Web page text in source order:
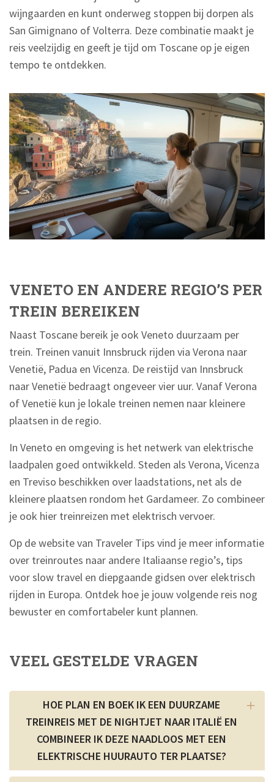
wijngaarden en kunt onderweg stoppen bij dorpen als
San Gimignano of Volterra. Deze combinatie maakt je
reis veelzijdig en geeft je tijd om Toscane op je eigen
tempo te ontdekken.
VENETO EN ANDERE REGIO’S PER
TREIN BEREIKEN
Naast Toscane bereik je ook Veneto duurzaam per
trein. Treinen vanuit Innsbruck rijden via Verona naar
Venetië, Padua en Vicenza. De reistijd van Innsbruck
naar Venetië bedraagt ongeveer vier uur. Vanaf Verona
of Venetië kun je lokale treinen nemen naar kleinere
plaatsen in de regio.
In Veneto en omgeving is het netwerk van elektrische
laadpalen goed ontwikkeld. Steden als Verona, Vicenza
en Treviso beschikken over laadstations, net als de
kleinere plaatsen rondom het Gardameer. Zo combineer
je ook hier treinreizen met elektrisch vervoer.
Op de website van Traveler Tips vind je meer informatie
over treinroutes naar andere Italiaanse regio’s, tips
voor slow travel en diepgaande gidsen over elektrisch
rijden in Europa. Ontdek hoe je jouw volgende reis nog
bewuster en comfortabeler kunt plannen.
VEEL GESTELDE VRAGEN
HOE PLAN EN BOEK IK EEN DUURZAME
TREINREIS MET DE NIGHTJET NAAR ITALIË EN
COMBINEER IK DEZE NAADLOOS MET EEN
ELEKTRISCHE HUURAUTO TER PLAATSE?